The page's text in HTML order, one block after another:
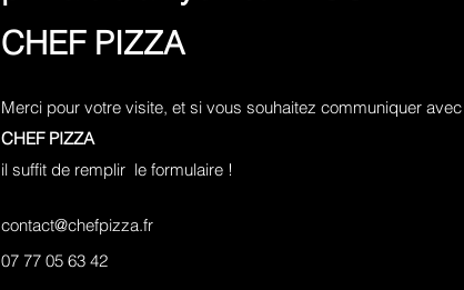
CHEF PIZZA
Merci pour votre visite, et si vous souhaitez communiquer avec
CHEF PIZZA
il suffit de remplir le formulaire !
contact@chefpizza.fr
07 77 05 63 42